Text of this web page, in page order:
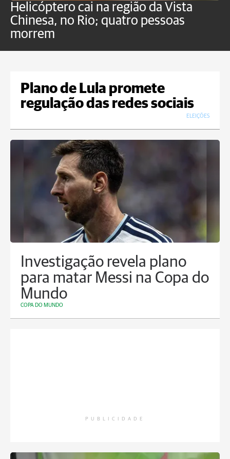
Helicóptero cai na região da Vista
Chinesa, no Rio; quatro pessoas
morrem
Plano de Lula promete
regulação das redes sociais
ELEIÇÕES
Investigação revela plano
para matar Messi na Copa do
Mundo
COPA DO MUNDO
PUBLICIDADE